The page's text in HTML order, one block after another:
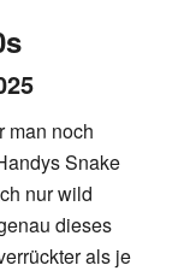
man noch
Snake
nur wild
dieses
als je